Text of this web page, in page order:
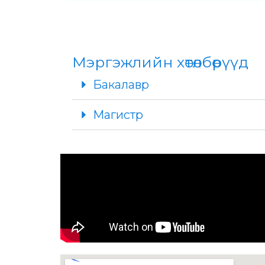
Мэргэжлийн хөтөлбөрүүд
Бакалавр
Магистр